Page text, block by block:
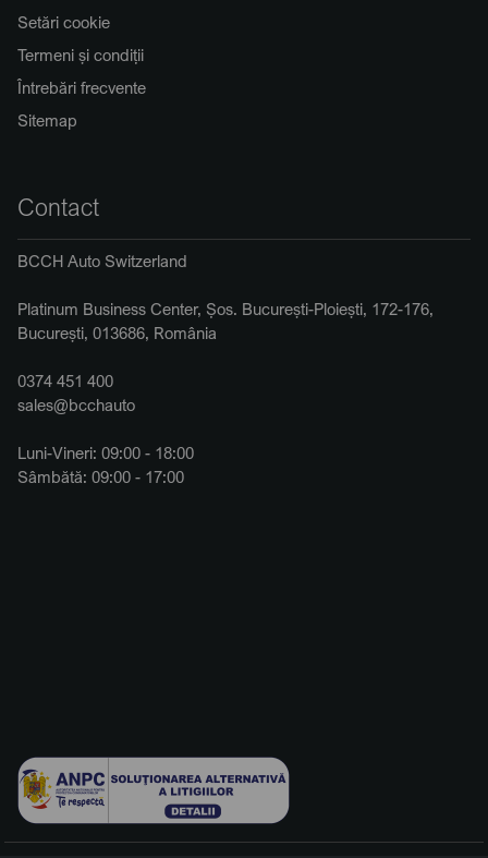
Setări cookie
Termeni și condiții
Întrebări frecvente
Sitemap
Contact
BCCH Auto Switzerland
Platinum Business Center, Șos. București-Ploiești, 172-176,
București, 013686, România
0374 451 400
sales@bcchauto
Luni-Vineri: 09:00 - 18:00
Sâmbătă: 09:00 - 17:00